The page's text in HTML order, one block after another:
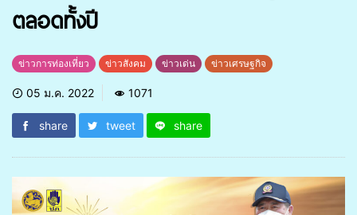
ตลอดทั้งปี
ข่าวการท่องเที่ยว ข่าวสังคม ข่าวเด่น ข่าวเศรษฐกิจ
05 ม.ค. 2022 1071
share tweet share